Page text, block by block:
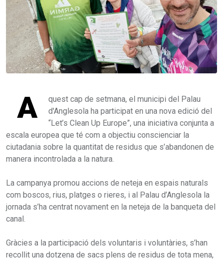
A
quest cap de setmana, el municipi del Palau
d'Anglesola ha participat en una nova edició del
“Let’s Clean Up Europe”, una iniciativa conjunta a
escala europea que té com a objectiu conscienciar la
ciutadania sobre la quantitat de residus que s’abandonen de
manera incontrolada a la natura.
La campanya promou accions de neteja en espais naturals
com boscos, rius, platges o rieres, i al Palau d’Anglesola la
jornada s’ha centrat novament en la neteja de la banqueta del
canal.
Gràcies a la participació dels voluntaris i voluntàries, s’han
recollit una dotzena de sacs plens de residus de tota mena,